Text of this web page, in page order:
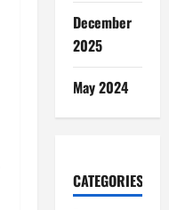
December
2025
May 2024
CATEGORIES